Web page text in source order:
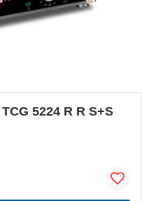
5224 R R S+S